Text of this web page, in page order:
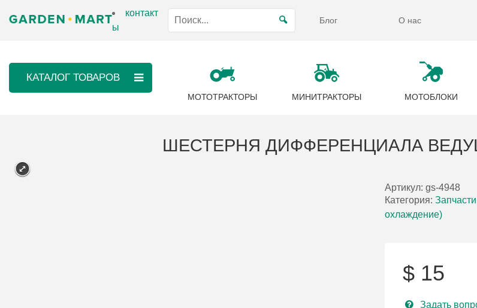
контакт
ы
Блог О нас
КАТАЛОГ ТОВАРОВ
МОТОТРАКТОРЫ МИНИТРАКТОРЫ МОТОБЛОКИ
ШЕСТЕРНЯ ДИФФЕРЕНЦИАЛА
Артикул:gs-4948
Категория:
охлаждение)
$ 15
Задать